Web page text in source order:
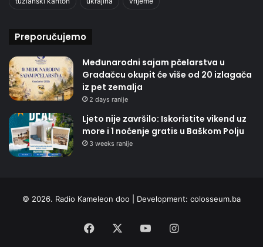
Preporučujemo
Međunarodni sajam pčelarstva u
Gradačcu okupit će više od 20 izlagača
iz pet zemalja
2 days ranije
Ljeto nije završilo: Iskoristite vikend uz
more i 1 noćenje gratis u Baškom Polju
3 weeks ranije
© 2026. Radio Kameleon doo | Development: colosseum.ba
Facebook YouTubeInstagram